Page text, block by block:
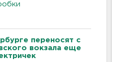
переносят с
вокзала еще